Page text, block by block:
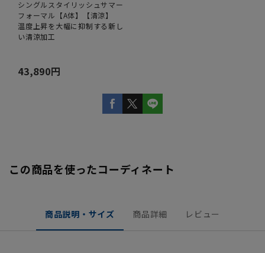
シングルスタイリッシュサマー
フォーマル【A体】【清涼】
温度上昇を大幅に抑制する新し
い清涼加工
43,890円
この商品を使ったコーディネート
商品説明・サイズ 商品詳細 レビュー